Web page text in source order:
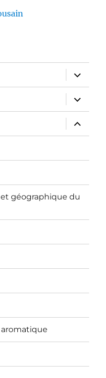
expand
child
menu
expand
child
menu
expand
child
menu
géographique du